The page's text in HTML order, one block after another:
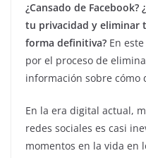
¿Cansado de
tu privacidad y eliminar
forma definitiva? En
por el proceso de
información sobre cómo
En la era digital actual,
redes sociales es casi
momentos en la vida en